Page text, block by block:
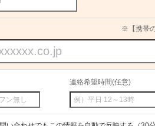
※【携帯
連絡希望時間(任意)